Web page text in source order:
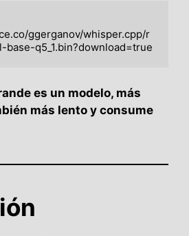
ggerganov/whisper.cpp/r
es un modelo, más
más lento y consume